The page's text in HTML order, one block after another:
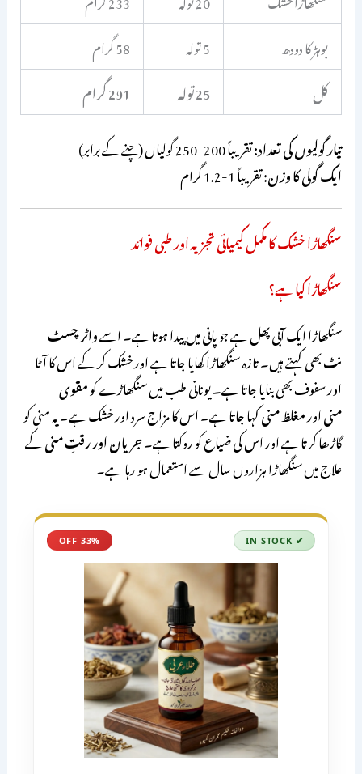
بوہڑ کا دودھ
5 تولہ
58 گرام
کل
25 تولہ
291 گرام
تیار گولیوں کی تعداد:تقریباً 200-250 گولیاں (چنے کے برابر)
ایک گولی کا وزن:تقریباً 1-1.2 گرام
سنگھاڑا خشک کا مکمل کیمیائی تجزیہ اور طبی فوائد
سنگھاڑا کیا ہے؟
سنگھاڑا ایک آبی پھل ہے جو پانی میں پیدا ہوتا ہے۔ اسےواٹر چسٹ
نٹبھی کہتے ہیں۔ تازہ سنگھاڑا کھایا جاتا ہے اور خشک کر کے اس کا آٹا
اور سفوف بھی بنایا جاتا ہے۔ یونانی طب میں سنگھاڑے کومقوی
منیاورمغلظ منیکہا جاتا ہے۔ اس کا مزاج سرد اور خشک ہے۔ یہ منی کو
گاڑھا کرتا ہے اور اس کی ضیاع کو روکتا ہے۔جریان اور رقتِ منیکے
علاج میں سنگھاڑا ہزاروں سال سے استعمال ہو رہا ہے۔